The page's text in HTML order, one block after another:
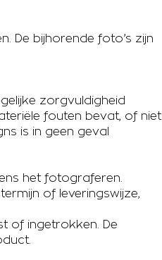
De bijhorende foto’s zijn
zorgvuldigheid
fouten bevat, of niet
is in geen geval
het fotograferen.
of leveringswijze,
of ingetrokken. De